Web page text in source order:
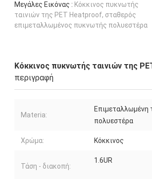
Μεγάλες Εικόνας : Κόκκινος πυκνωτής
ταινιών της PET Heatproof, σταθερός
επιμεταλλωμένος πυκνωτής πολυεστέρα
Κόκκινος πυκνωτής ταινιών της
περιγραφή
Materia:
Επιμεταλλωμένη
πολυεστέρα
Χρώμα: Κόκκινος
Τάση - διακοπή:
1.6UR